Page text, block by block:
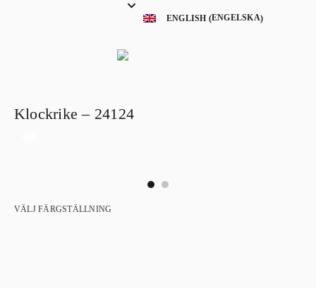
ENGLISH (ENGELSKA)
Klockrike – 24124
VÄLJ FÄRGSTÄLLNING